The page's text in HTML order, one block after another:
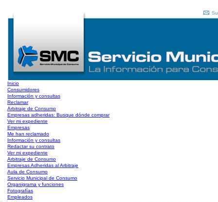
Inicio
Consumidores
Información y consultas
Reclamar
Arbitraje de Consumo
Empresas adheridas: Busque dónde comprar
Ver mi expediente
Empresas
Me han reclamado
Información y consultas
Redactar su contrato
Ver mi expediente
Arbitraje de Consumo
Empresas Adheridas al Arbitraje
Aula de Consumo
Servicio Municipal de Consumo
Organigrama y funciones
Fotografías
Empleados